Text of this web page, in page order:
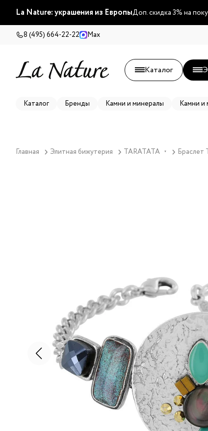
La Nature: украшения из ЕвропыДоп. скидка 3% на
8 (495) 664-22-22 Max
Каталог
Каталог Бренды Камни и минералы Камни и
Главная Элитная бижутерия TARATATA ▼ Браслет